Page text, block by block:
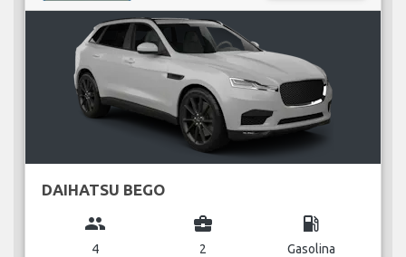
DAIHATSU BEGO
group
4
business_center
2
local_gas_station
Gasolina